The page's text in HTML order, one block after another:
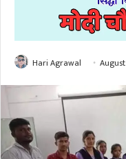
Hari Agrawal August